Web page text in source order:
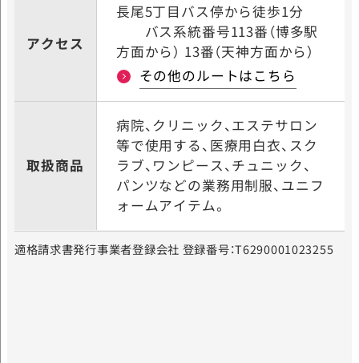
アクセス
長尾5丁目バス停から徒歩1分
バス系統番号113番（博多駅
方面から） 13番（天神方面から）
その他のルートはこちら
取扱商品
病院、クリニック、エステサロン
等で使用する、医療用白衣、スク
ラブ、ワンピース、チュニック、
パンツなどの業務用制服、ユニフ
ォームアイテム。
適格請求書発行事業者登録会社 登録番号：T6290001023255